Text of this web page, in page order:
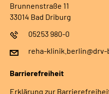
Brunnenstraße 11
33014 Bad Driburg
05253 980-0
reha-klinik.berlin@drv-
Barrierefreiheit
Erklärung zur